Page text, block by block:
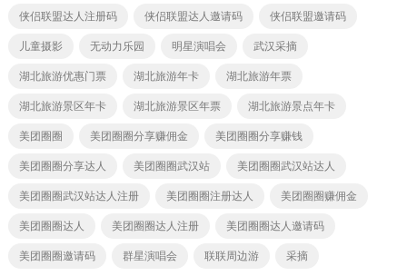
侠侣联盟达人注册码 侠侣联盟达人邀请码 侠侣联盟邀请码
儿童摄影 无动力乐园 明星演唱会 武汉采摘
湖北旅游优惠门票 湖北旅游年卡 湖北旅游年票
湖北旅游景区年卡 湖北旅游景区年票 湖北旅游景点年卡
美团圈圈 美团圈圈分享赚佣金 美团圈圈分享赚钱
美团圈圈分享达人 美团圈圈武汉站 美团圈圈武汉站达人
美团圈圈武汉站达人注册 美团圈圈注册达人 美团圈圈赚佣金
美团圈圈达人 美团圈圈达人注册 美团圈圈达人邀请码
美团圈圈邀请码 群星演唱会 联联周边游 采摘